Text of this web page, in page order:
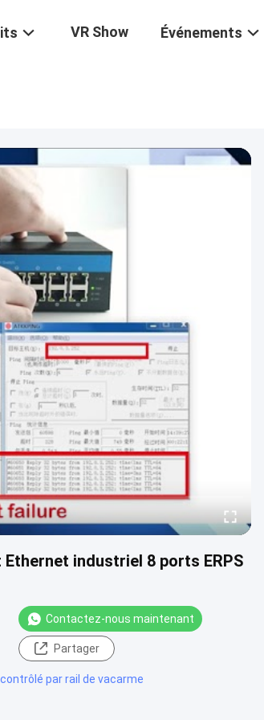
VR Show Événements
industriel 8 ports ERPS
Contactez-nous maintenant
Partager
par rail de vacarme